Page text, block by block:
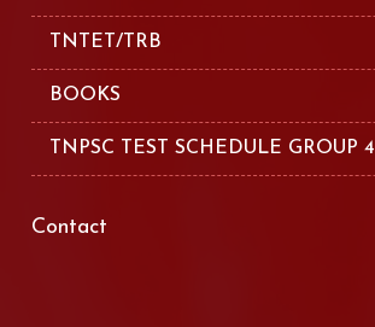
TNTET/TRB
BOOKS
TNPSC TEST SCHEDULE GROUP 4
Contact